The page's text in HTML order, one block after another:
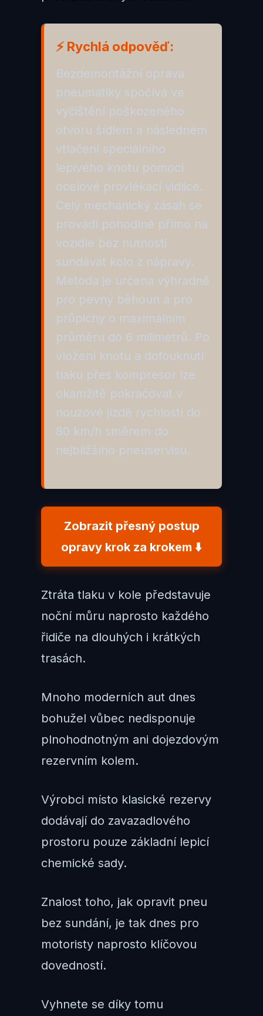
⚡ Rychlá odpověď:
Bezdemontážní oprava
pneumatiky spočívá ve
vyčištění poškozeného
otvoru šídlem a následném
vtlačení speciálního
lepivého knotu pomocí
ocelové provlékací vidlice.
Celý mechanický zásah se
provádí pohodlně přímo na
vozidle bez nutnosti
sundávat kolo z nápravy.
Metoda je určena výhradně
pro pevný běhoun a pro
průpichy o maximálním
průměru do 6 milimetrů. Po
vložení knotu a dofouknutí
tlaku přes kompresor lze
okamžitě pokračovat v
nouzové jízdě rychlostí do
80 km/h směrem do
nejbližšího pneuservisu.
Zobrazit přesný postup
opravy krok za krokem ⬇️
Ztráta tlaku v kole představuje
noční můru naprosto každého
řidiče na dlouhých i krátkých
trasách.
Mnoho moderních aut dnes
bohužel vůbec nedisponuje
plnohodnotným ani dojezdovým
rezervním kolem.
Výrobci místo klasické rezervy
dodávají do zavazadlového
prostoru pouze základní lepicí
chemické sady.
Znalost toho, jak opravit pneu
bez sundání, je tak dnes pro
motoristy naprosto klíčovou
dovedností.
Vyhnete se díky tomu